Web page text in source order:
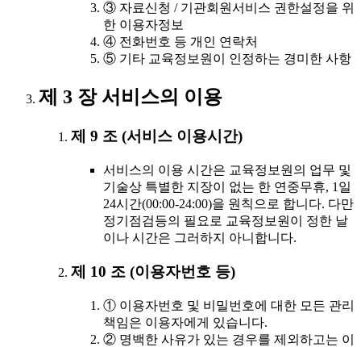
③ 자료신청 / 기관회원서비스 권한설정을 위
한 이용자정보
④ 전화번호 등 개인 연락처
⑤ 기타 교육정보원이 인정하는 경미한 사항
제 3 장 서비스의 이용
제 9 조 (서비스 이용시간)
서비스의 이용 시간은 교육정보원의 업무 및
기술상 특별한 지장이 없는 한 연중무휴, 1일
24시간(00:00-24:00)을 원칙으로 합니다. 다만
정기점검등의 필요로 교육정보원이 정한 날
이나 시간은 그러하지 아니합니다.
제 10 조 (이용자번호 등)
① 이용자번호 및 비밀번호에 대한 모든 관리
책임은 이용자에게 있습니다.
② 명백한 사유가 있는 경우를 제외하고는 이